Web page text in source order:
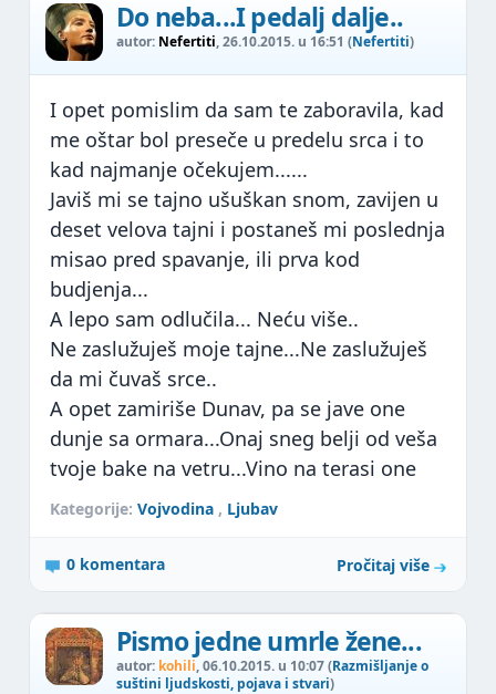
Do neba...I pedalj dalje..
autor: Nefertiti, 26.10.2015. u 16:51 (Nefertiti)
I opet pomislim da sam te zaboravila, kad
me oštar bol preseče u predelu srca i to
kad najmanje očekujem......
Javiš mi se tajno ušuškan snom, zavijen u
deset velova tajni i postaneš mi poslednja
misao pred spavanje, ili prva kod
budjenja...
A lepo sam odlučila... Neću više..
Ne zaslužuješ moje tajne...Ne zaslužuješ
da mi čuvaš srce..
A opet zamiriše Dunav, pa se jave one
dunje sa ormara...Onaj sneg belji od veša
tvoje bake na vetru...Vino na terasi one
Kategorije: Vojvodina , Ljubav
0 komentara Pročitaj više
Pismo jedne umrle žene...
autor: kohili, 06.10.2015. u 10:07 (Razmišljanje o
suštini ljudskosti, pojava i stvari)